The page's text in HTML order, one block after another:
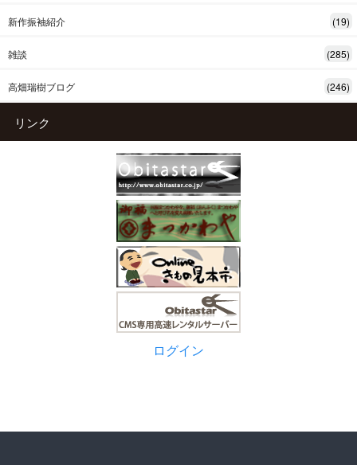
新作振袖紹介 (19)
雑談 (285)
高畑瑞樹ブログ (246)
リンク
ログイン